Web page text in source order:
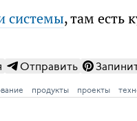
системы, там есть
Отправить
продукты проекты